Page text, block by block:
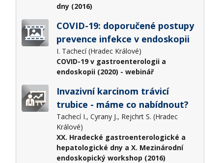
dny (2016)
COVID-19: doporučené postupy
prevence infekce v endoskopii
I. Tachecí (Hradec Králové)
COVID-19 v gastroenterologii a
endoskopii (2020) - webinář
Invazivní karcinom trávicí
trubice - máme co nabídnout?
Tachecí I., Cyrany J., Rejchrt S. (Hradec
Králové)
XX. Hradecké gastroenterologické a
hepatologické dny a X. Mezinárodní
endoskopický workshop (2016)